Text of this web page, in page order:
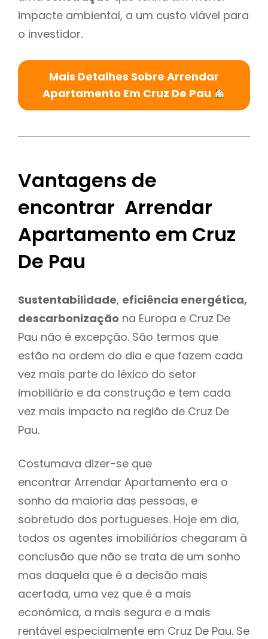
impacte ambiental, a um custo viável para
o investidor.
Mais Detalhes Sobre Arrendar
Apartamento Em Cruz De Pau
Vantagens de
encontrar Arrendar
Apartamento em Cruz
De Pau
Sustentabilidade, eficiência energética,
descarbonização na Europa e Cruz De
Pau não é excepção. São termos que
estão na ordem do dia e que fazem cada
vez mais parte do léxico do setor
imobiliário e da construção e tem cada
vez mais impacto na região de Cruz De
Pau.
Costumava dizer-se que
encontrar Arrendar Apartamento era o
sonho da maioria das pessoas, e
sobretudo dos portugueses. Hoje em dia,
todos os agentes imobiliários chegaram à
conclusão que não se trata de um sonho
mas daquela que é a decisão mais
acertada, uma vez que é a mais
económica, a mais segura e a mais
rentável especialmente em Cruz De Pau. Se